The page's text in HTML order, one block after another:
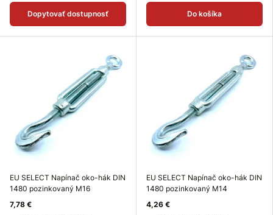
Dopytovať dostupnosť Do košíka
EU SELECT Napínač oko-hák DIN
1480 pozinkovaný M16
7,78 €
EU SELECT Napínač oko-hák DIN
1480 pozinkovaný M14
4,26 €